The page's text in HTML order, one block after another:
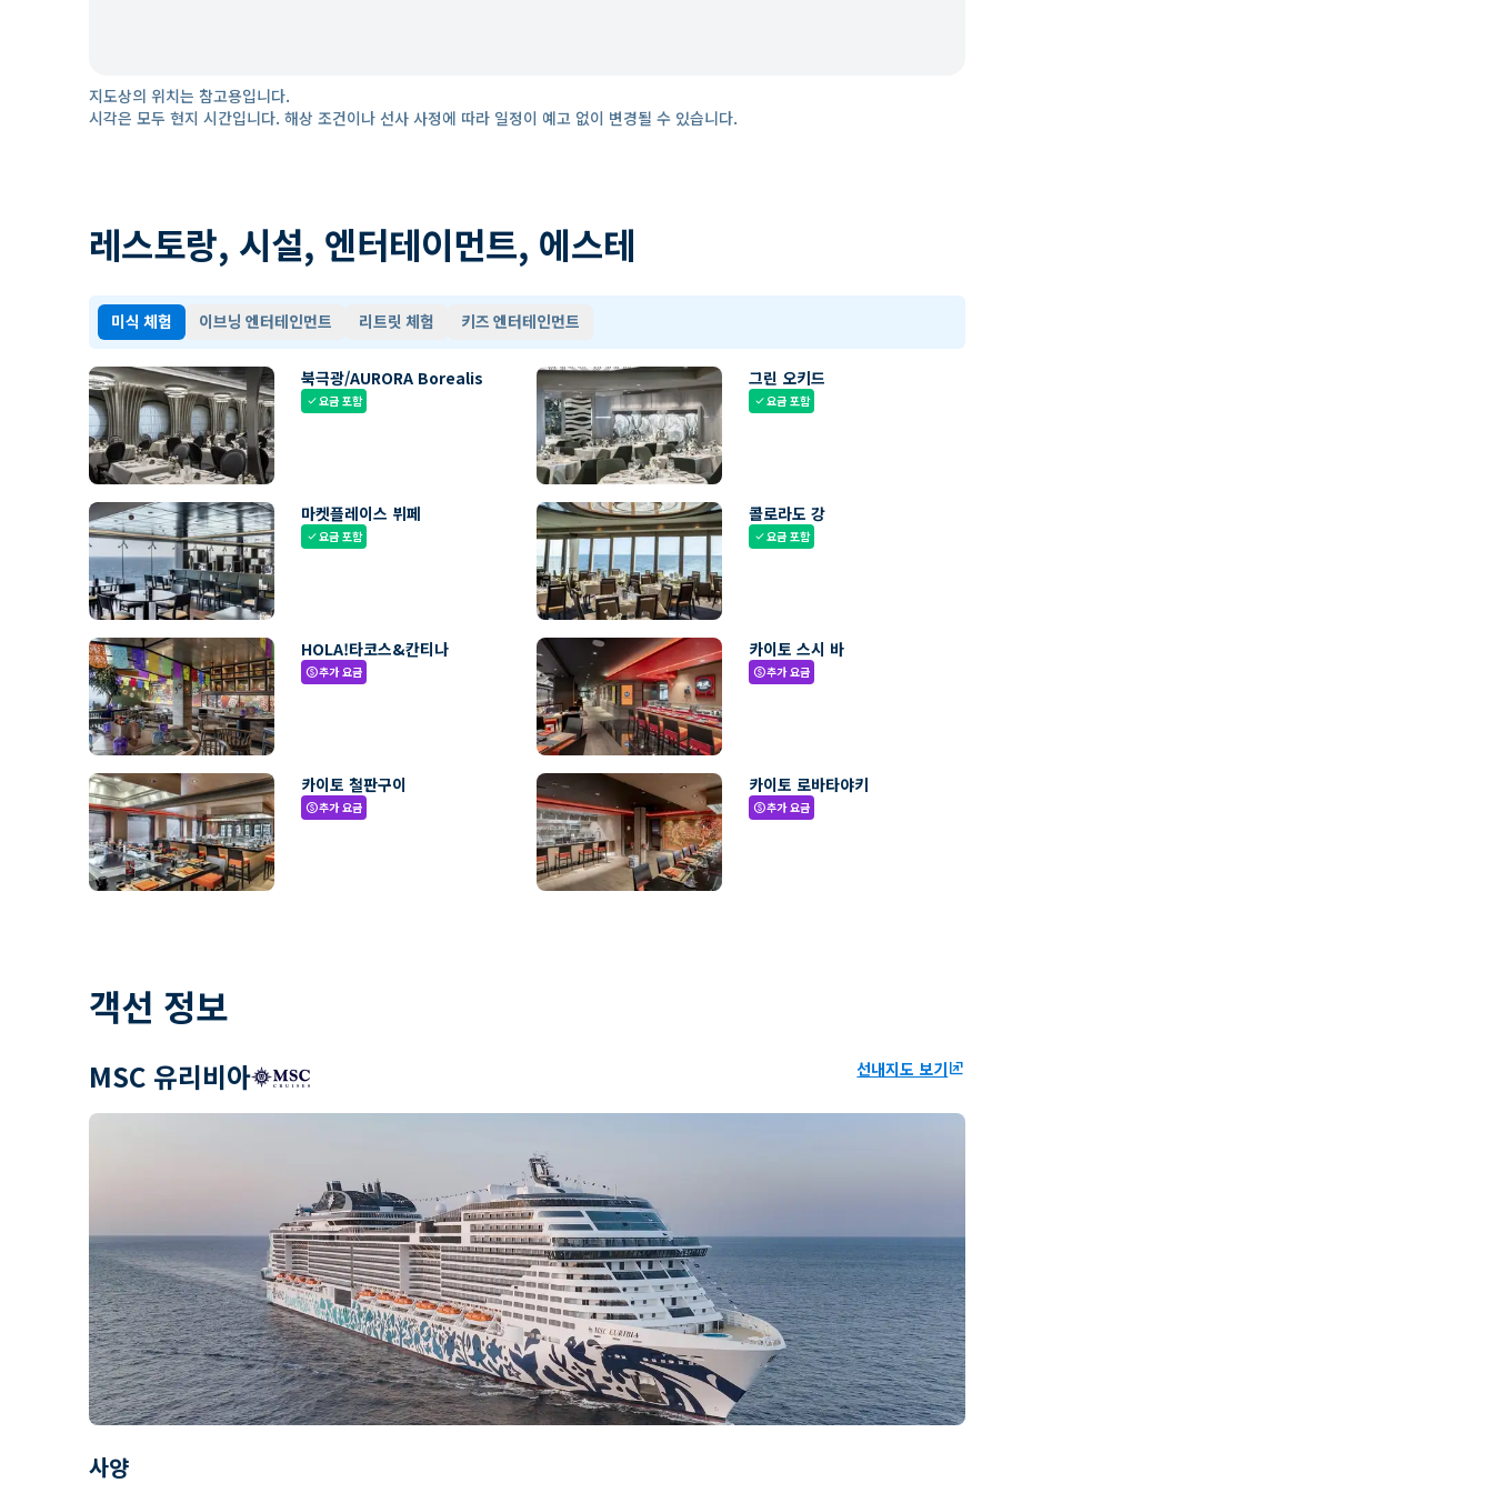
지도상의 위치는 참고용입니다.
시각은 모두 현지 시간입니다. 해상 조건이나 선사 사정에 따라 일정이 예고 없이 변경될 수 있습니다.
레스토랑, 시설, 엔터테이먼트, 에스테
미식 체험 이브닝 엔터테인먼트 리트릿 체험 키즈 엔터테인먼트
북극광/AURORA Borealis
check요금 포함
그린 오키드
check요금 포함
마켓플레이스 뷔페
check요금 포함
콜로라도 강
check요금 포함
HOLA!타코스&칸티나
paid추가 요금
카이토 스시 바
paid추가 요금
카이토 철판구이
paid추가 요금
카이토 로바타야키
paid추가 요금
객선 정보
MSC 유리비아 선내지도 보기ungroup
사양